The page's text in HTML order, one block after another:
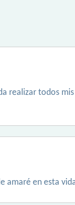
realizar todos
en esta